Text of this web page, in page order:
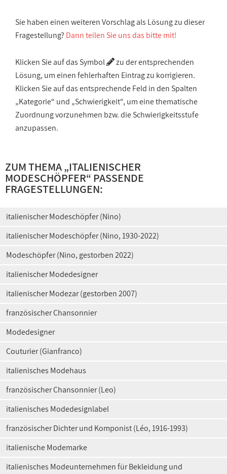
Sie haben einen weiteren Vorschlag als Lösung zu dieser
Fragestellung? Dann teilen Sie uns das bitte mit!
Klicken Sie auf das Symbol
zu der entsprechenden
Lösung, um einen fehlerhaften Eintrag zu korrigieren.
Klicken Sie auf das entsprechende Feld in den Spalten
„Kategorie“ und „Schwierigkeit“, um eine thematische
Zuordnung vorzunehmen bzw. die Schwierigkeitsstufe
anzupassen.
ZUM THEMA „ITALIENISCHER
MODESCHÖPFER“ PASSENDE
FRAGESTELLUNGEN:
italienischer Modeschöpfer (Nino)
italienischer Modeschöpfer (Nino, 1930-2022)
Modeschöpfer (Nino, gestorben 2022)
italienischer Modedesigner
italienischer Modezar (gestorben 2007)
französischer Chansonnier
Modedesigner
Couturier (Gianfranco)
italienisches Modehaus
französischer Chansonnier (Leo)
italienisches Modedesignlabel
französischer Dichter und Komponist (Léo, 1916-1993)
italienische Modemarke
italienisches Modeunternehmen für Bekleidung und